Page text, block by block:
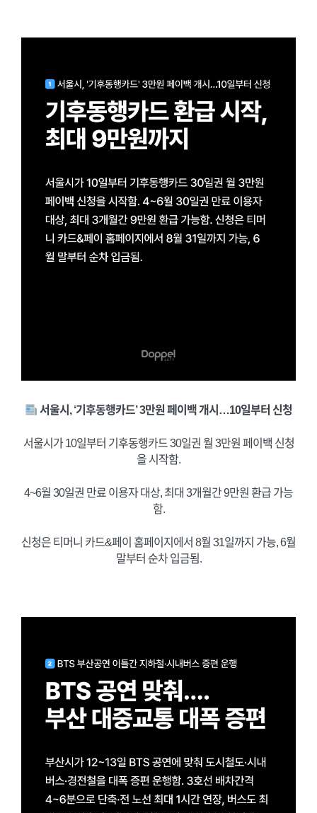
서울시, ‘기후동행카드’ 3만원 페이백 개시…10일부터 신청
서울시가 10일부터 기후동행카드 30일권 월 3만원 페이백 신청
을 시작함.
4~6월 30일권 만료 이용자 대상, 최대 3개월간 9만원 환급 가능
함.
신청은 티머니 카드&페이 홈페이지에서 8월 31일까지 가능, 6월
말부터 순차 입금됨.